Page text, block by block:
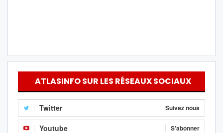
ATLASINFO SUR LES RÉSEAUX SOCIAUX
Twitter Suivez nous
Youtube S'abonner